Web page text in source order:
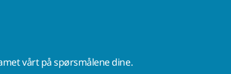
vårt på spørsmålene dine.